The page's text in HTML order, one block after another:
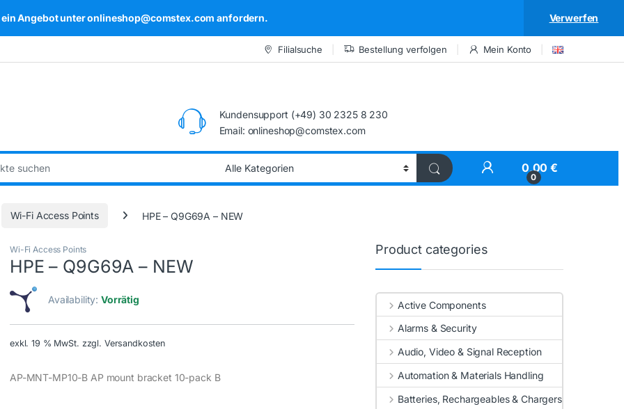
Angebot unter onlineshop@comstex.com anfordern. Verwerfen
Filialsuche Bestellung verfolgen Mein Konto
Kundensupport (+49) 30 2325 8 230
Email: onlineshop@comstex.com
My Account
0
0,00€
Wi-Fi Access Points HPE – Q9G69A – NEW
Wi-Fi Access Points
HPE – Q9G69A – NEW
Availability:Vorrätig
exkl. 19 % MwSt. zzgl. Versandkosten
AP-MNT-MP10-B AP mount bracket 10-pack B
Product categories
Active Components
Alarms & Security
Audio, Video & Signal Reception
Automation & Materials Handling
Batteries, Rechargeables & Chargers